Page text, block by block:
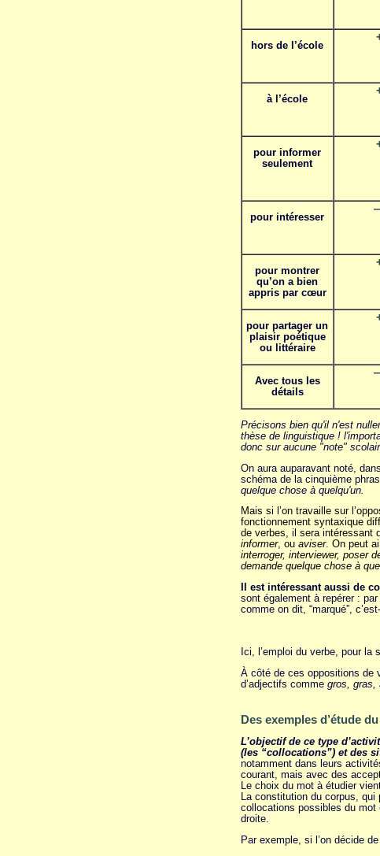
hors de l’école
à l’école
pour informer
seulement
pour intéresser
pour montrer
qu’on a bien
appris par cœur
pour partager un
plaisir poétique
ou littéraire
Avec tous les
détails
Précisons bien qu'il n'est
thèse de linguistique !
donc sur aucune "note"
On aura auparavant noté,
schéma de la cinquième
quelque chose à quelqu'un.
Mais si l’on travaille sur
fonctionnement syntaxique
de verbes, il sera intéressant
informer, ou aviser. On peut
interroger, interviewer, poser
demande quelque chose à
Il est intéressant aussi de
sont également à repérer :
comme on dit, “marqué”,
Ici, l’emploi du verbe, pour
À côté de ces oppositions de
d’adjectifs comme gros, gras,
Des exemples d’étude
L’objectif de ce type
(les “collocations”) et des
notamment dans leurs
courant, mais avec des
Le choix du mot à étudier
La constitution du corpus, qui
collocations possibles du
droite.
Par exemple, si l’on décide